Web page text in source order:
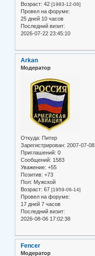
Возраст: 42 [1983-12-06]
Провел на форуме:
25 дней 10 часов
Последний визит:
2026-07-22 23:45:10
Arkan
Модератор
Откуда: Питер
Зарегистрирован: 2007-07-08
Приглашений: 0
Сообщений: 1583
Уважение: +55
Позитив: +73
Пол: Мужской
Возраст: 67 [1959-06-14]
Провел на форуме:
17 дней 7 часов
Последний визит:
2026-08-06 17:02:38
Fencer
Модератор